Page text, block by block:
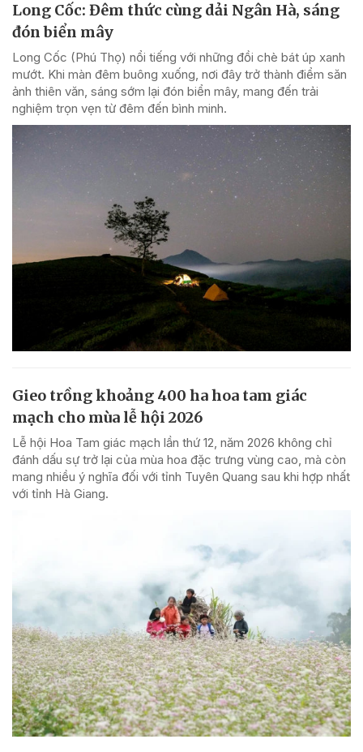
Long Cốc: Đêm thức cùng dải Ngân Hà, sáng
đón biển mây
Long Cốc (Phú Thọ) nổi tiếng với những đồi chè bát úp xanh
mướt. Khi màn đêm buông xuống, nơi đây trở thành điểm săn
ảnh thiên văn, sáng sớm lại đón biển mây, mang đến trải
nghiệm trọn vẹn từ đêm đến bình minh.
Gieo trồng khoảng 400 ha hoa tam giác
mạch cho mùa lễ hội 2026
Lễ hội Hoa Tam giác mạch lần thứ 12, năm 2026 không chỉ
đánh dấu sự trở lại của mùa hoa đặc trưng vùng cao, mà còn
mang nhiều ý nghĩa đối với tỉnh Tuyên Quang sau khi hợp nhất
với tỉnh Hà Giang.